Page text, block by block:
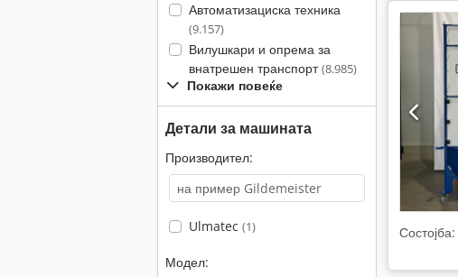
Автоматизациска техника
(9.157)
Вилушкари и опрема за
внатрешен транспорт(8.985)
Покажи повеќе
Детали за машината
Производител:
Ulmatec (1)
Модел:
Состојба: